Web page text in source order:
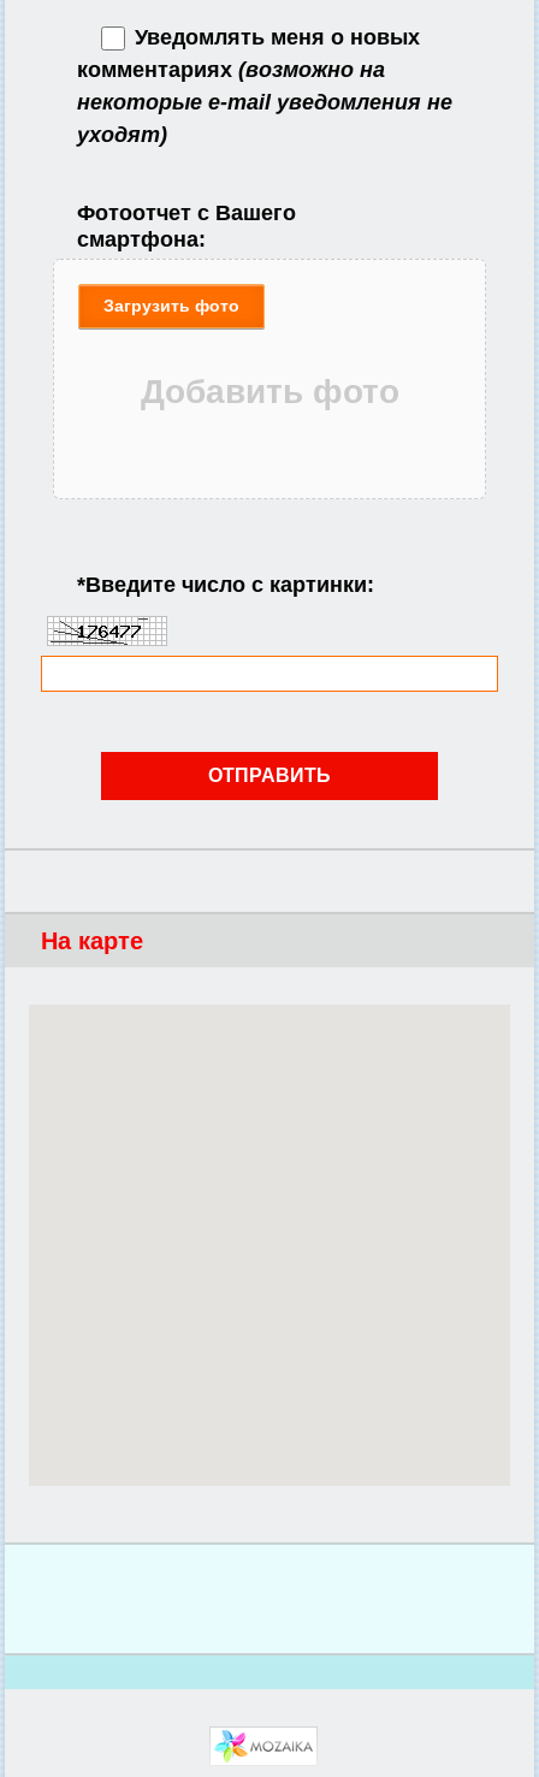
Уведомлять меня о новых
комментариях (возможно на
некоторые e-mail уведомления не
уходят)
Фотоотчет с Вашего
смартфона:
Загрузить фото
*Введите число с картинки:
На карте